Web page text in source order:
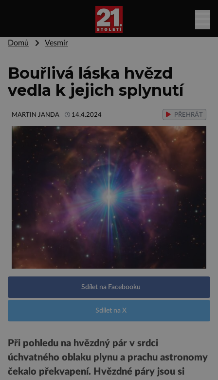
Domů Vesmír
Bouřlivá láska hvězd
vedla k jejich splynutí
MARTIN JANDA 14.4.2024 PŘEHRÁT
Sdílet na Facebooku
Sdílet na X
Při pohledu na hvězdný pár v srdci
úchvatného oblaku plynu a prachu astronomy
čekalo překvapení. Hvězdné páry jsou si